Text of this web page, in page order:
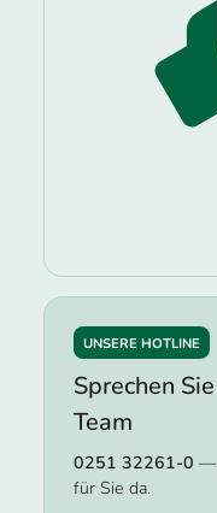
UNSERE HOTLINE
Sprechen
Team
0251 32261-0 —
für Sie da.